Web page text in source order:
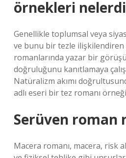
örnekleri
Genellikle toplumsal veya
ve bunu bir tezle
romanlarında yazar bir
doğruluğunu kanıtlamaya
Natüralizm akımı
adlı eseri bir tez romanı
Serüven roman
Macera romanı, macera, risk